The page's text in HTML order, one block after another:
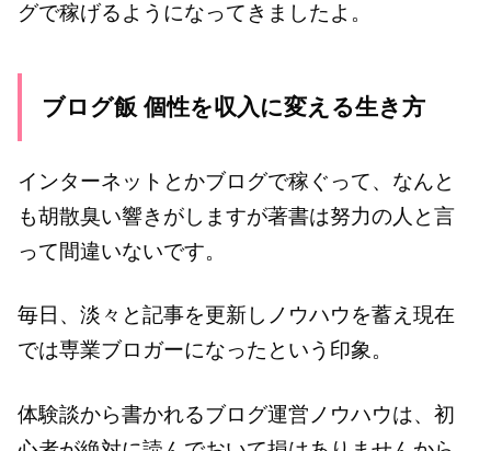
グで稼げるようになってきましたよ。
ブログ飯 個性を収入に変える生き方
インターネットとかブログで稼ぐって、なんと
も胡散臭い響きがしますが著書は努力の人と言
って間違いないです。
毎日、淡々と記事を更新しノウハウを蓄え現在
では専業ブロガーになったという印象。
体験談から書かれるブログ運営ノウハウは、初